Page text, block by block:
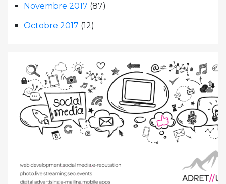
Novembre 2017 (87)
Octobre 2017 (12)